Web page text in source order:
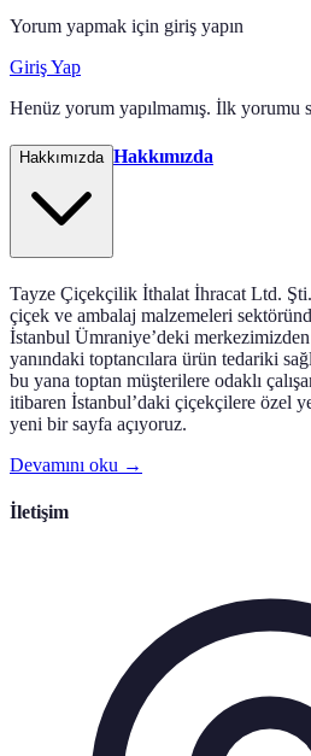
Yorum yapmak için giriş yapın
Giriş Yap
Henüz yorum yapılmamış. İlk yorumu
Hakkımızda Hakkımızda
Tayze Çiçekçilik İthalat İhracat Ltd.
çiçek ve ambalaj malzemeleri
İstanbul Ümraniye’deki
yanındaki toptancılara ürün tedariki
bu yana toptan müşterilere odaklı
itibaren İstanbul’daki çiçekçilere özel
yeni bir sayfa açıyoruz.
Devamını oku →
İletişim